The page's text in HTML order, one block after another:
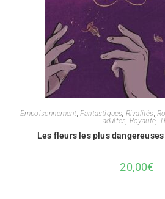
Empoisonnement Fantastiques Rivalités ,
adultes Royauté
Les fleurs les plus dangereuses
20,00€